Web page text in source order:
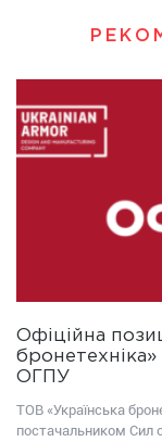
Офіційна
ОГПУ
ТОВ «Українська
постачальником Сил